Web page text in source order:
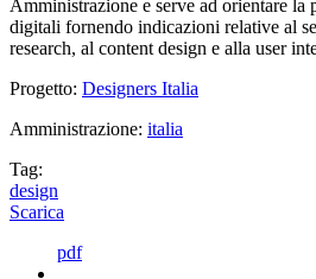
Amministrazione e serve ad orientare la
digitali fornendo indicazioni relative al
research, al content design e alla user
Progetto: Designers Italia
Amministrazione: italia
Tag:
design
Scarica
pdf